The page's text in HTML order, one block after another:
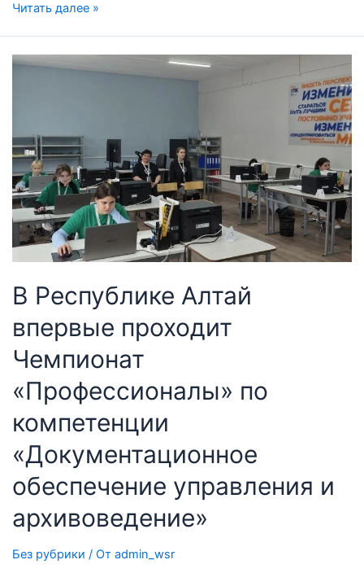
Читать далее »
В Республике Алтай
впервые проходит
Чемпионат
«Профессионалы» по
компетенции
«Документационное
обеспечение управления и
архивоведение»
Без рубрики / От admin_wsr